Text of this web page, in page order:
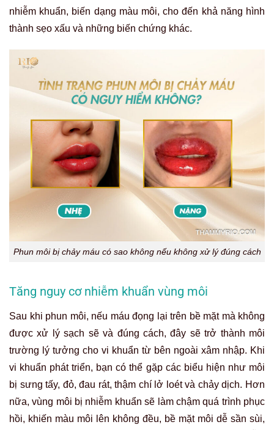
nhiễm khuẩn, biến dạng màu môi, cho đến khả năng hình
thành sẹo xấu và những biến chứng khác.
Phun môi bị chảy máu có sao không nếu không xử lý đúng cách
Tăng nguy cơ nhiễm khuẩn vùng môi
Sau khi phun môi, nếu máu đọng lại trên bề mặt mà không
được xử lý sạch sẽ và đúng cách, đây sẽ trở thành môi
trường lý tưởng cho vi khuẩn từ bên ngoài xâm nhập. Khi
vi khuẩn phát triển, bạn có thể gặp các biểu hiện như môi
bị sưng tấy, đỏ, đau rát, thậm chí lở loét và chảy dịch. Hơn
nữa, vùng môi bị nhiễm khuẩn sẽ làm chậm quá trình phục
hồi, khiến màu môi lên không đều, bề mặt môi dễ sần sùi,